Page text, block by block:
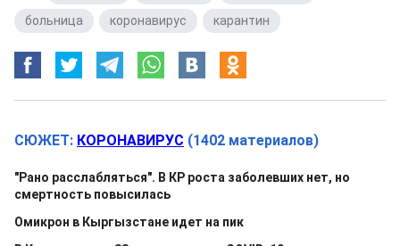
больница
коронавирус карантин
СЮЖЕТ: КОРОНАВИРУС (1402 материалов)
"Рано расслабляться". В КР роста заболевших нет, но
смертность повысилась
Омикрон в Кыргызстане идет на пик